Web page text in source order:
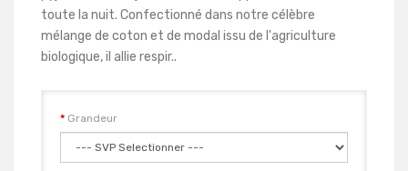
toute la nuit. Confectionné dans notre célèbre
mélange de coton et de modal issu de l'agriculture
biologique, il allie respir..
Grandeur